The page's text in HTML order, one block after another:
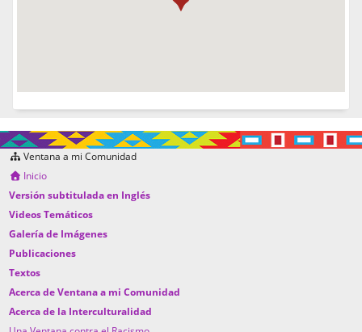
Ventana a mi Comunidad
Inicio
Versión subtitulada en Inglés
Videos Temáticos
Galería de Imágenes
Publicaciones
Textos
Acerca de Ventana a mi Comunidad
Acerca de la Interculturalidad